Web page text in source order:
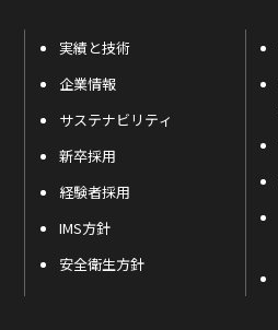
実績と技術
企業情報
サステナビリティ
新卒採用
経験者採用
IMS方針
安全衛生方針